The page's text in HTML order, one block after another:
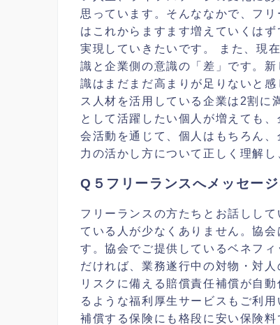
思っています。そんななかで、フ
はこれからますます増えていくは
実現していきたいです。 また、現
識と企業側の意識の「差」です。
識はまだまだ高まりが足りないと
ス人材を活用している企業は2割に
として活躍したい個人が増えても
会活動を通じて、個人はもちろん
力の活かし方について正しく理解
Q５フリーランスへメッセージ
フリーランスの方たちとお話しし
ている人が少なくありません。協
す。協会でご提供しているベネフ
だければ、業務遂行中の対物・対
リスクに備える賠償責任補償が自
るような福利厚生サービスもご利
補償する保険にも格段に安い保険